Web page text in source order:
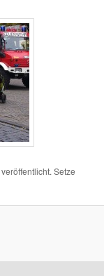
veröffentlicht. Setze